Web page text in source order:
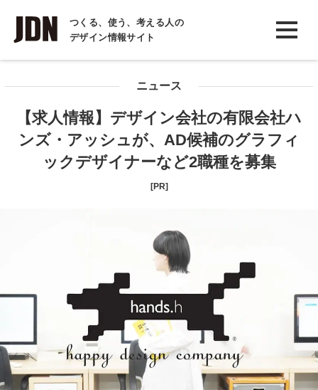
つくる、使う、考える人の
デザイン情報サイト
INTERVIEW
インタビュー
COLUMN
コラム
ニュース
【求人情報】デザイン会社の有限会社ハ
ンズ・アッシュが、AD候補のグラフィ
ックデザイナーなど2職種を募集
[PR]